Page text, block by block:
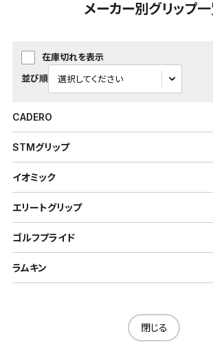
メーカー別グリップ
在庫切れを表示
並び順
CADERO
STMグリップ
イオミック
エリートグリップ
ゴルフプライド
ラムキン
閉じる